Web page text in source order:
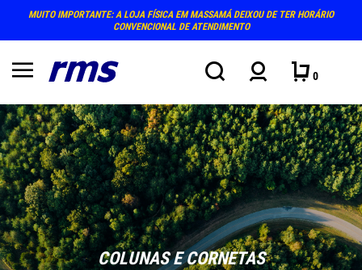
MUITO IMPORTANTE: A LOJA FÍSICA EM MASSAMÁ DEIXOU DE TER HORÁRIO
CONVENCIONAL DE ATENDIMENTO
0
COLUNAS E CORNETAS